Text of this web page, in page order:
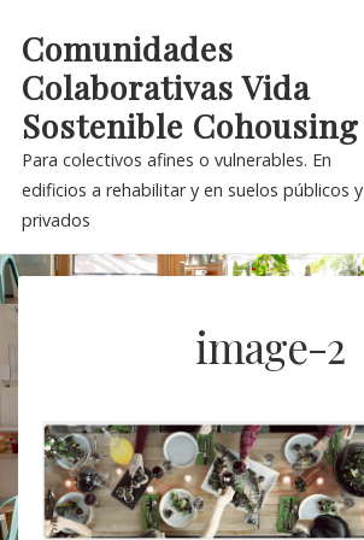
content
Comunidades
Colaborativas Vida
Sostenible Cohousing
Para colectivos afines o vulnerables. En
edificios a rehabilitar y en suelos públicos y
privados
image-2